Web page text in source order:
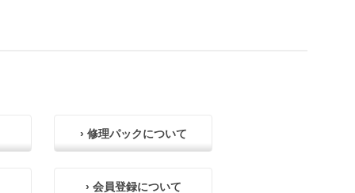
› 修理パックについて
› 会員登録について